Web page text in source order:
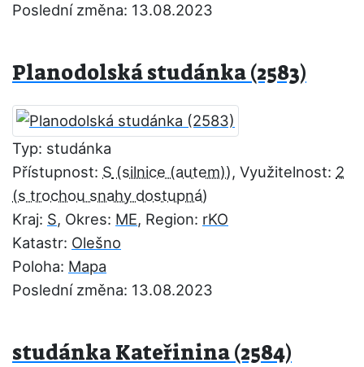
Poslední změna: 13.08.2023
Planodolská studánka (2583)
Typ: studánka
Přístupnost: S , Využitelnost: 2
Kraj: S, Okres: ME, Region: rKO
Katastr: Olešno
Poloha: Mapa
Poslední změna: 13.08.2023
studánka Kateřinina (2584)